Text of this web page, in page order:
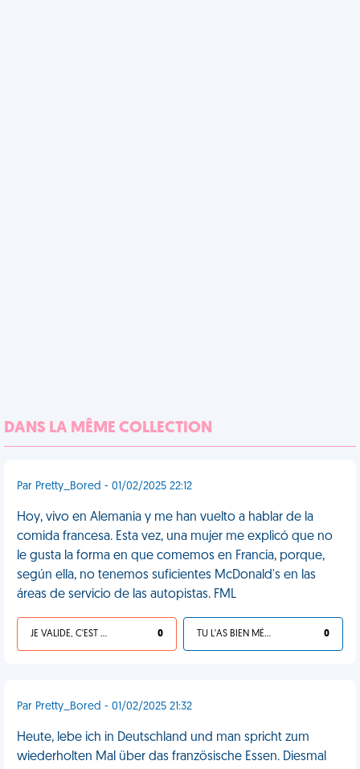
DANS LA MÊME COLLECTION
Par Pretty_Bored - 01/02/2025 22:12
Hoy, vivo en Alemania y me han vuelto a hablar de la
comida francesa. Esta vez, una mujer me explicó que no
le gusta la forma en que comemos en Francia, porque,
según ella, no tenemos suficientes McDonald's en las
áreas de servicio de las autopistas. FML
JE VALIDE, C'EST UNE VDM 0 TU L'AS BIEN MÉRITÉ 0
Par Pretty_Bored - 01/02/2025 21:32
Heute, lebe ich in Deutschland und man spricht zum
wiederholten Mal über das französische Essen. Diesmal